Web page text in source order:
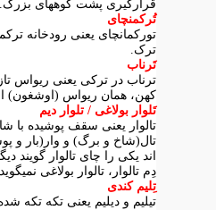
قرارگیری پشت کوههای بزرگ.
تُرکمنچای
تورکمانچای یعنی رودخانه
ترک.
تَرناب
ترناب در ترکی یعنی ریواس
کهن، همان ریواس (اوشغون)
تَلوار بولاغی / تلوار دیم
تالوار یعنی سقف پوشیده با
تال(شاخ و برگ) و وار(بار و
اند یکی را چای تالوار گویند
دِم تالوار، تالوار بولاغی نمیگوید.
تِلیم کندی
تیلیم و دیلیم یعنی تکه تکه